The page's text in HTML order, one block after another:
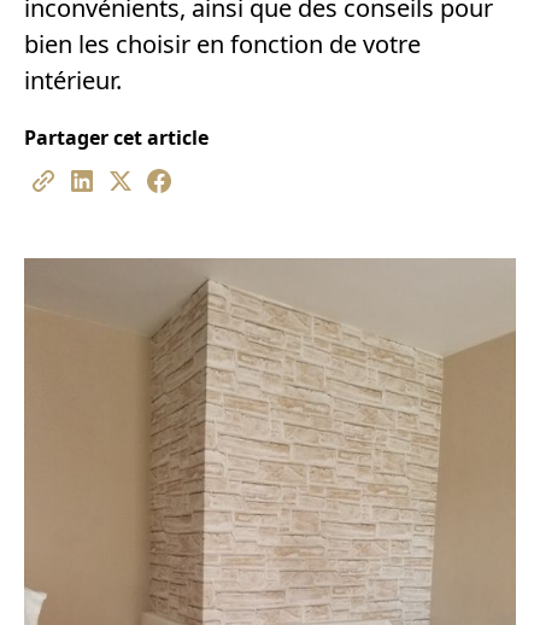
inconvénients, ainsi que des conseils pour
bien les choisir en fonction de votre
intérieur.
Partager cet article